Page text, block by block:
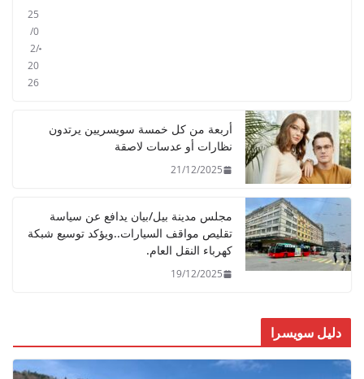
25
/0
2/
20
26
أربعة من كل خمسة سويسريين يرتدون
نظارات أو عدسات لاصقة
21/12/2025
مجلس مدينة بيل/بيان يدافع عن سياسة
تقليص مواقف السيارات..ويؤكد توسيع شبكة
كهرباء النقل العام.
19/12/2025
دليل سويسرا